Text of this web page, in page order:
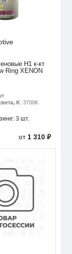
H1 к-кт
Ring XENON
K: 3700K
3 шт.
от 1 310 ₽